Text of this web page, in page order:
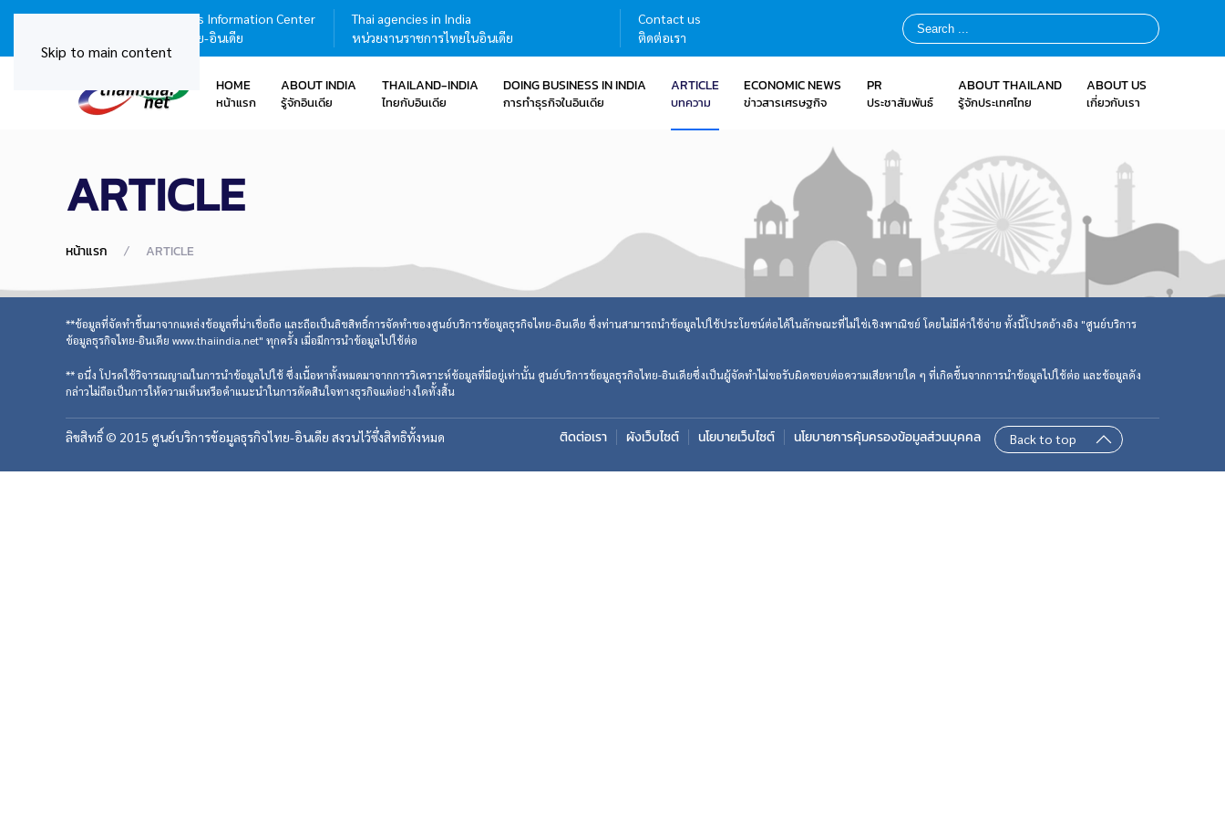
Skip to main content
Thailand - India Business Information Center
ศูนย์บริการข้อมูลธุรกิจไทย-อินเดีย
Thai agencies in India
หน่วยงานราชการไทยในอินเดีย
Contact us
ติดต่อเรา
HOME
หน้าแรก
ABOUT INDIA
รู้จักอินเดีย
THAILAND-INDIA
ไทยกับอินเดีย
DOING BUSINESS IN INDIA
การทำธุรกิจในอินเดีย
ARTICLE
บทความ
ECONOMIC NEWS
ข่าวสารเศรษฐกิจ
PR
ประชาสัมพันธ์
ABOUT THAILAND
รู้จักประเทศไทย
ABOUT US
เกี่ยวกับเรา
ARTICLE
หน้าแรก ARTICLE
**ข้อมูลที่จัดทำขึ้นมาจากแหล่งข้อมูลที่น่าเชื่อถือ และถือเป็นลิขสิทธิ์การจัดทำของศูนย์บริการข้อมูลธุรกิจไทย-อินเดีย ซึ่งท่านสามารถนำข้อมูลไปใช้ประโยชน์ต่อได้ในลักษณะที่ไม่ใช่เชิงพาณิชย์ โดยไม่มีค่าใช้จ่าย ทั้งนี้โปรดอ้างอิง "ศูนย์บริการ
ข้อมูลธุรกิจไทย-อินเดีย www.thaiindia.net" ทุกครั้ง เมื่อมีการนำข้อมูลไปใช้ต่อ
** อนึ่ง โปรดใช้วิจารณญาณในการนำข้อมูลไปใช้ ซึ่งเนื้อหาทั้งหมดมาจากการวิเคราะห์ข้อมูลที่มีอยู่เท่านั้น ศูนย์บริการข้อมูลธุรกิจไทย-อินเดียซึ่งเป็นผู้จัดทำไม่ขอรับผิดชอบต่อความเสียหายใด ๆ ที่เกิดขึ้นจากการนำข้อมูลไปใช้ต่อ และข้อมูลดัง
กล่าวไม่ถือเป็นการให้ความเห็นหรือคำแนะนำในการตัดสินใจทางธุรกิจแต่อย่างใดทั้งสิ้น
ลิขสิทธิ์ © 2015 ศูนย์บริการข้อมูลธุรกิจไทย-อินเดีย สงวนไว้ซึ่งสิทธิทั้งหมด ติดต่อเรา ผังเว็บไซต์ นโยบายเว็บไซต์ นโยบายการคุ้มครองข้อมูลส่วนบุคคล Back to top